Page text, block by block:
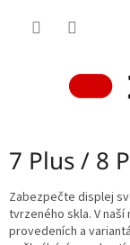
7 Plus / 8
Zabezpečte displej
tvrzeného skla. V
provedeních a